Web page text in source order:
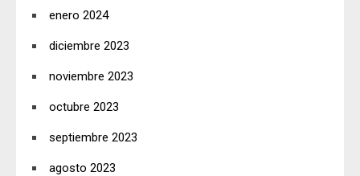
enero 2024
diciembre 2023
noviembre 2023
octubre 2023
septiembre 2023
agosto 2023